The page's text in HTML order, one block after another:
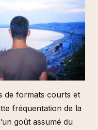
de formats courts et
fréquentation de la
goût assumé du